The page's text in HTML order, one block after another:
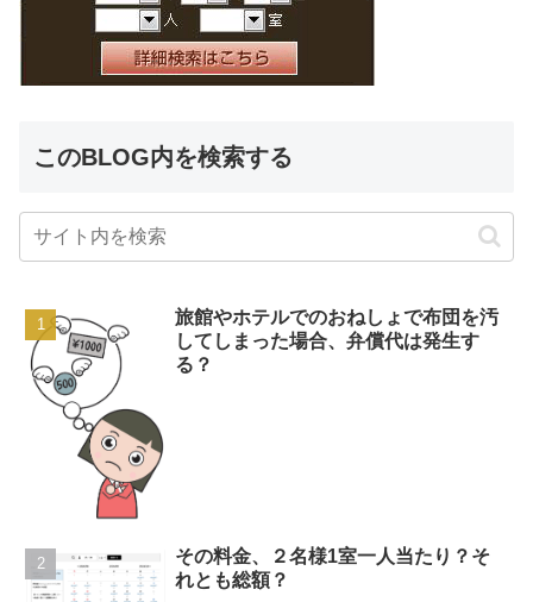
このBLOG内を検索する
旅館やホテルでのおねしょで布団を汚
してしまった場合、弁償代は発生す
る？
その料金、２名様1室一人当たり？そ
れとも総額？